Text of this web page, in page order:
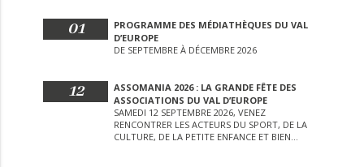
01
PROGRAMME DES MÉDIATHÈQUES DU VAL
D’EUROPE
DE SEPTEMBRE À DÉCEMBRE 2026
12
ASSOMANIA 2026 : LA GRANDE FÊTE DES
ASSOCIATIONS DU VAL D’EUROPE
SAMEDI 12 SEPTEMBRE 2026, VENEZ
RENCONTRER LES ACTEURS DU SPORT, DE LA
CULTURE, DE LA PETITE ENFANCE ET BIEN